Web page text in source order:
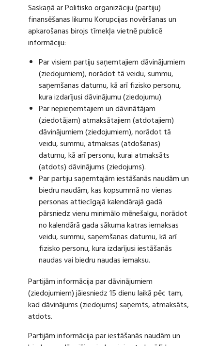
Saskaņā ar Politisko organizāciju (partiju)
finansēšanas likumu Korupcijas novēršanas un
apkarošanas birojs tīmekļa vietnē publicē
informāciju:
Par visiem partiju saņemtajiem dāvinājumiem
(ziedojumiem), norādot tā veidu, summu,
saņemšanas datumu, kā arī fizisko personu,
kura izdarījusi dāvinājumu (ziedojumu).
Par nepieņemtajiem un dāvinātājam
(ziedotājam) atmaksātajiem (atdotajiem)
dāvinājumiem (ziedojumiem), norādot tā
veidu, summu, atmaksas (atdošanas)
datumu, kā arī personu, kurai atmaksāts
(atdots) dāvinājums (ziedojums).
Par partiju saņemtajām iestāšanās naudām un
biedru naudām, kas kopsummā no vienas
personas attiecīgajā kalendārajā gadā
pārsniedz vienu minimālo mēnešalgu, norādot
no kalendārā gada sākuma katras iemaksas
veidu, summu, saņemšanas datumu, kā arī
fizisko personu, kura izdarījusi iestāšanās
naudas vai biedru naudas iemaksu.
Partijām informācija par dāvinājumiem
(ziedojumiem) jāiesniedz 15 dienu laikā pēc tam,
kad dāvinājums (ziedojums) saņemts, atmaksāts,
atdots.
Partijām informācija par iestāšanās naudām un